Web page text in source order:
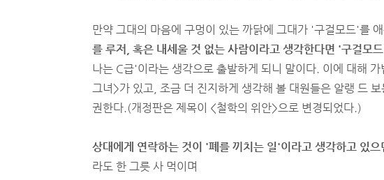
만약 그대의 마음에 구멍이 있는 까닭에 그대가 '구걸모드'를
를 루저, 혹은 내세울 것 없는 사람이라고 생각한다면 '구걸모
나는 C급'이라는 생각으로 출발하게 되니 말이다. 이에 대해
그녀>가 있고, 조금 더 진지하게 생각해 볼 대원들은 알랭 드
권한다.(개정판은 제목이 <철학의 위안>으로 변경되었다.)
상대에게 연락하는 것이 '폐를 끼치는 일'이라고 생각하고 있으
라도 한 그릇 사 먹이며